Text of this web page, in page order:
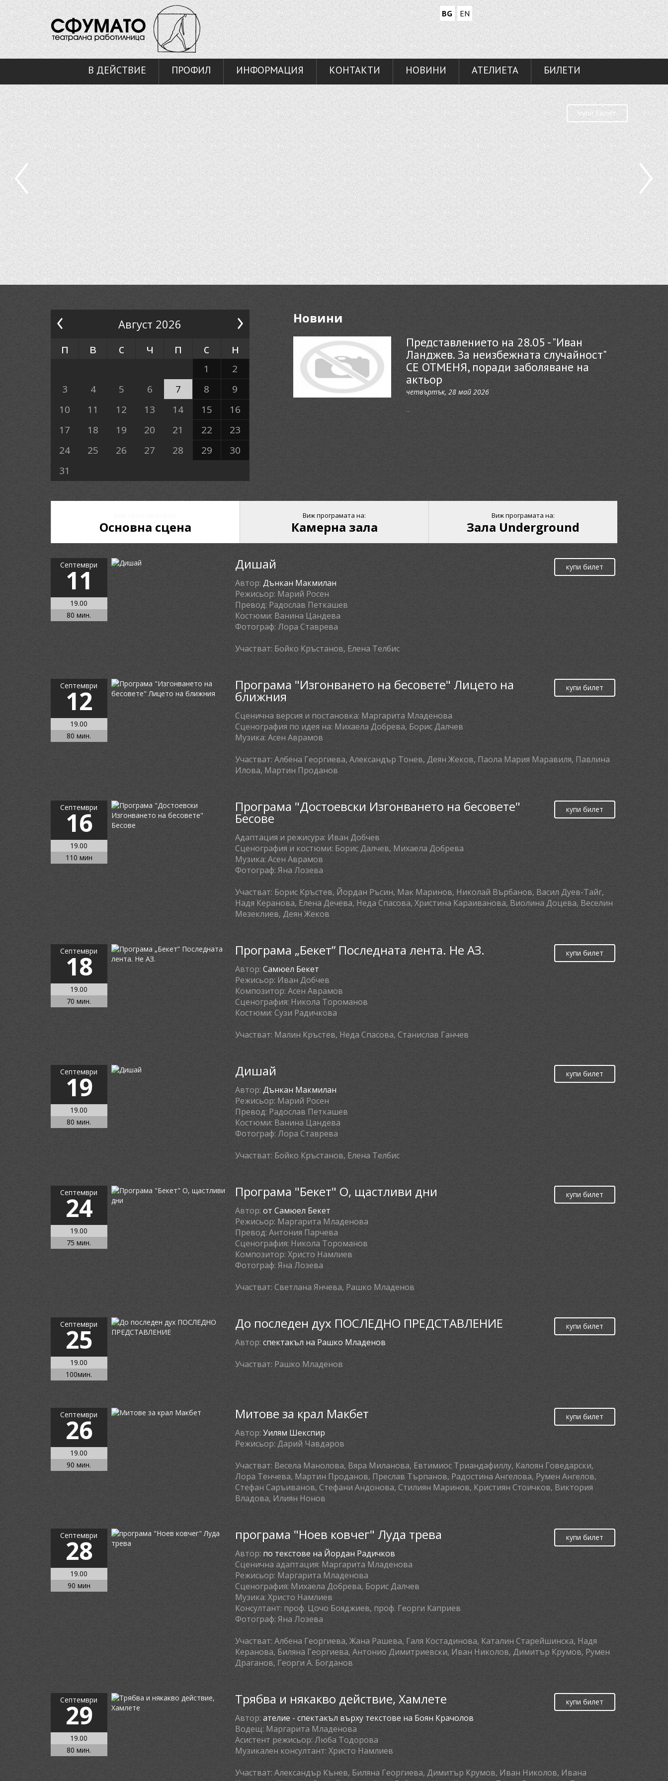
EN
BG
В ДЕЙСТВИЕ ПРОФИЛ ИНФОРМАЦИЯ КОНТАКТИ НОВИНИ АТЕЛИЕТА БИЛЕТИ
купи билет
Август 2026
п в с ч п с н
1
2
3
4 5 6 7 8
9
10
11 12 13 14 15
16
17
18 19 20 21 22
23
24
25 26 27 28 29
30
31
Новини
Представлението на 28.05 - "Иван
Ланджев. За неизбежната случайност"
СЕ ОТМЕНЯ, поради заболяване на
актьор
четвъртък, 28 май 2026
...
Основна сцена
Виж програмата на:
Камерна зала
Виж програмата на:
Зала Underground
Септември
11
19.00
80 мин.
Дишай
Автор:Дънкан Макмилан
Режисьор: Марий Росен
Превод: Радослав Петкашев
Костюми: Ванина Цандева
Фотограф:Лора Ставрева
Участват: Бойко Кръстанов, Елена Телбис
купи билет
Септември
12
19.00
80 мин.
Програма "Изгонването на бесовете" Лицето на
ближния
Сценична версия и постановка: Маргарита Младенова
Сценография по идея на: Михаела Добрева, Борис Далчев
Музика:Асен Аврамов
Участват:Албена Георгиева, Александър Тонев, Деян Жеков, Паола Мария Маравиля, Павлина
Илова, Мартин Проданов
купи билет
Септември
16
19.00
110 мин
Програма "Достоевски Изгонването на бесовете"
Бесове
Адаптация и режисура: Иван Добчев
Сценография и костюми: Борис Далчев, Михаела Добрева
Музика:Асен Аврамов
Фотограф:Яна Лозева
Участват: Борис Кръстев, Йордан Ръсин, Мак Маринов, Николай Върбанов, Васил Дуев-Тайг,
Надя Керанова, Елена Дечева, Неда Спасова, Христина Караиванова, Виолина Доцева, Веселин
Мезеклиев, Деян Жеков
купи билет
Септември
18
19.00
70 мин.
Програма „Бекет” Последната лента. Не АЗ.
Автор:Самюел Бекет
Режисьор: Иван Добчев
Композитор:Асен Аврамов
Сценография: Никола Тороманов
Костюми:Сузи Радичкова
Участват: Малин Кръстев, Неда Спасова, Станислав Ганчев
купи билет
Септември
19
19.00
80 мин.
Дишай
Автор:Дънкан Макмилан
Режисьор: Марий Росен
Превод: Радослав Петкашев
Костюми: Ванина Цандева
Фотограф:Лора Ставрева
Участват: Бойко Кръстанов, Елена Телбис
купи билет
Септември
24
19.00
75 мин.
Програма "Бекет" О, щастливи дни
Автор:от Самюел Бекет
Режисьор: Маргарита Младенова
Превод:Антония Парчева
Сценография: Никола Тороманов
Композитор:Христо Намлиев
Фотограф:Яна Лозева
Участват:Светлана Янчева, Рашко Младенов
купи билет
Септември
25
19.00
100мин.
До последен дух ПОСЛЕДНО ПРЕДСТАВЛЕНИЕ
Автор:спектакъл на Рашко Младенов
Участват: Рашко Младенов
купи билет
Септември
26
19.00
90 мин.
Митове за крал Макбет
Автор:Уилям Шекспир
Режисьор:Дарий Чавдаров
Участват: Весела Манолова, Вяра Миланова, Евтимиос Триандафиллу, Калоян Говедарски,
Лора Тенчева, Мартин Проданов, Преслав Търпанов, Радостина Ангелова, Румен Ангелов,
Стефан Саръиванов, Стефани Андонова, Стилиян Маринов, Кристиян Стоичков, Виктория
Владова, Илиян Нонов
купи билет
Септември
28
19.00
90 мин
програма "Ноев ковчег" Луда трева
Автор: по текстове на Йордан Радичков
Сценична адаптация: Маргарита Младенова
Режисьор: Маргарита Младенова
Сценография: Михаела Добрева, Борис Далчев
Музика:Христо Намлиев
Консултант: проф. Цочо Бояджиев, проф. Георги Каприев
Фотограф:Яна Лозева
Участват:Албена Георгиева, Жана Рашева, Галя Костадинова, Каталин Старейшинска, Надя
Керанова, Биляна Георгиева, Антонио Димитриевски, Иван Николов, Димитър Крумов, Румен
Драганов, Георги А. Богданов
купи билет
Септември
29
19.00
80 мин.
Трябва и някакво действие, Хамлете
Автор:ателие - спектакъл върху текстове на Боян Крачолов
Водещ: Маргарита Младенова
Асистент режисьор:Люба Тодорова
Музикален консултант:Христо Намлиев
Участват:Александър Кънев, Биляна Георгиева, Димитър Крумов, Иван Николов, Ивана
купи билет